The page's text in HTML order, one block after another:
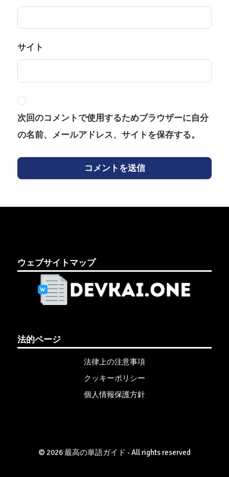
サイト
次回のコメントで使用するためブラウザーに自分
の名前、メールアドレス、サイトを保存する。
ウェブサイトマップ
法的ページ
法律上の注意事項
クッキーポリシー
個人情報保護方針
© 2026 最高の単語ガイド · All rights reserved